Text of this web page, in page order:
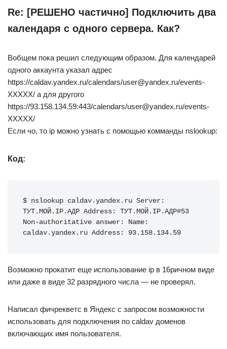
Re: [РЕШЕНО частично] Подключить два
календаря с одного сервера. Как?
Вобщем пока решил следующим образом. Для календарей
одного аккаунта указал адрес
https://caldav.yandex.ru/calendars/user@yandex.ru/events-
XXXXX/ а для другого
https://93.158.134.59:443/calendars/user@yandex.ru/events-
XXXXX/
Если чо, то ip можно узнать с помощью комманды nslookup:
Код:
$ nslookup caldav.yandex.ru Server:
ТУТ.МОЙ.IP.АДР Address: ТУТ.МОЙ.IP.АДР#53
Non-authoritative answer: Name:
caldav.yandex.ru Address: 93.158.134.59
Возможно прокатит еще использование ip в 16ричном виде
или даже в виде 32 разрядного числа — не проверял.
Написал фичрекветс в Яндекс с запросом возможности
использовать для подключения по caldav доменов
включающих имя пользователя.